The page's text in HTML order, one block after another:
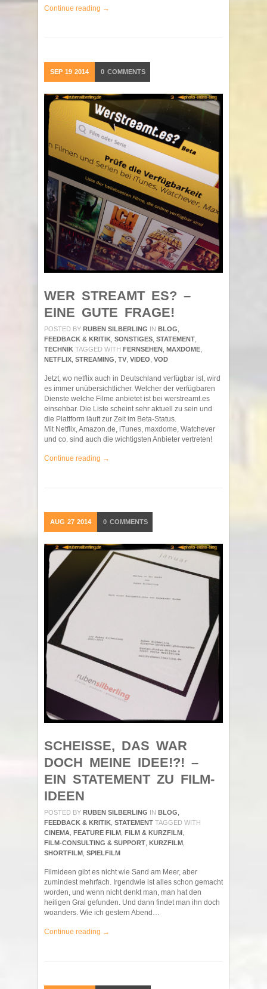
Continue reading →
SEP 19 2014 0 COMMENTS
WER STREAMT ES? –
EINE GUTE FRAGE!
POSTED BY RUBEN SILBERLING IN BLOG
FEEDBACK & KRITIK SONSTIGES STATEMENT
TECHNIK TAGGED WITH FERNSEHEN MAXDOME
NETFLIX STREAMING TV VIDEO VOD
Jetzt, wo ‪netflix‬ auch in Deutschland verfügbar ist, wird
es immer unübersichtlicher. Welcher der verfügbaren
Dienste welche Filme anbietet ist bei werstreamt.es
einsehbar. Die Liste scheint sehr aktuell zu sein und
die Plattform läuft zur Zeit im Beta-Status.
Mit Netflix, Amazon.de, iTunes, maxdome, Watchever
und co. sind auch die wichtigsten Anbieter vertreten!
Continue reading →
AUG 27 2014 0 COMMENTS
SCHEISSE, DAS WAR D
OCH MEINE IDEE!?! – E
IN STATEMENT ZU FILM-I
DEEN
POSTED BY RUBEN SILBERLING IN BLOG
FEEDBACK & KRITIK STATEMENT TAGGED WITH
CINEMA FEATURE FILM FILM & KURZFILM
FILM-CONSULTING & SUPPORT KURZFILM
SHORTFILM SPIELFILM
Filmideen gibt es nicht wie Sand am Meer, aber
zumindest mehrfach. Irgendwie ist alles schon gemacht
worden, und wenn nicht denkt man, man hat den
heiligen Gral gefunden. Und dann findet man ihn doch
woanders. Wie ich gestern Abend…
Continue reading →